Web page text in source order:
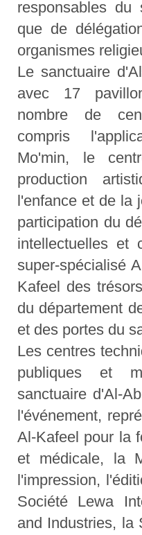
responsables du
que de
organismes
Le sanctuaire
avec 17
nombre de
compris
Mo'min, le
production
l'enfance et de la
participation du
intellectuelles et
super-spécialisé
Kafeel des
du département
et des portes du
Les centres
publiques et
sanctuaire d'Al-
l'événement,
Al-Kafeel pour la
et médicale, la
l'impression,
Société Lewa
and Industries, la